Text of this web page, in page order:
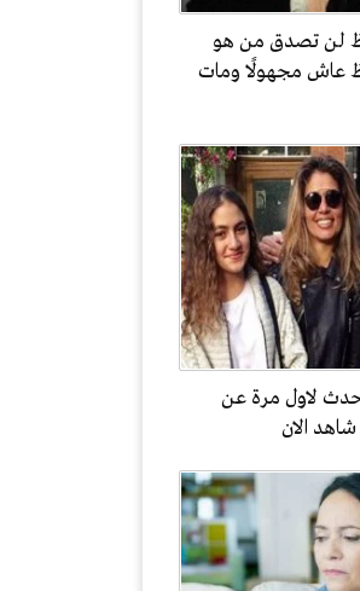
لن تصدق من هو
مجهولًا ومات
لاول مرة عن
شاهد الان